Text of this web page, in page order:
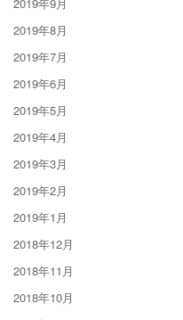
2019年9月
2019年8月
2019年7月
2019年6月
2019年5月
2019年4月
2019年3月
2019年2月
2019年1月
2018年12月
2018年11月
2018年10月